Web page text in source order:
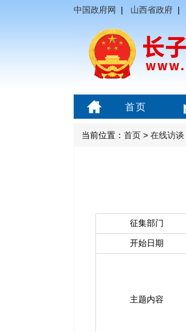
中国政府网 | 山西省政府 |
首页
当前位置： 首页 > 在线访谈
征集部门
开始日期
主题内容